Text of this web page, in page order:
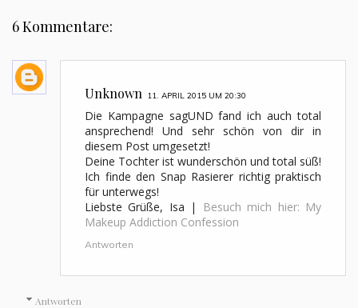
6 Kommentare:
Unknown 11. APRIL 2015 UM 20:30
Die Kampagne sagUND fand ich auch total
ansprechend! Und sehr schön von dir in
diesem Post umgesetzt!
Deine Tochter ist wunderschön und total süß!
Ich finde den Snap Rasierer richtig praktisch
für unterwegs!
Liebste Grüße, Isa |
Besuch mich hier: My
Makeup Addiction Confession
Antworten
Antworten